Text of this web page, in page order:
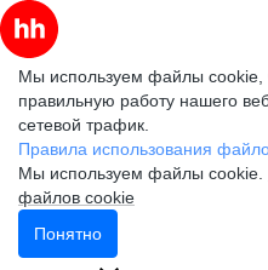
Мы используем файлы cookie,
правильную работу нашего
сетевой трафик.
Правила использования
Мы используем файлы cookie.
файлов cookie
Понятно